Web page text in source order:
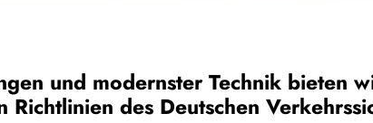
und modernster Technik bieten
Richtlinien des Deutschen